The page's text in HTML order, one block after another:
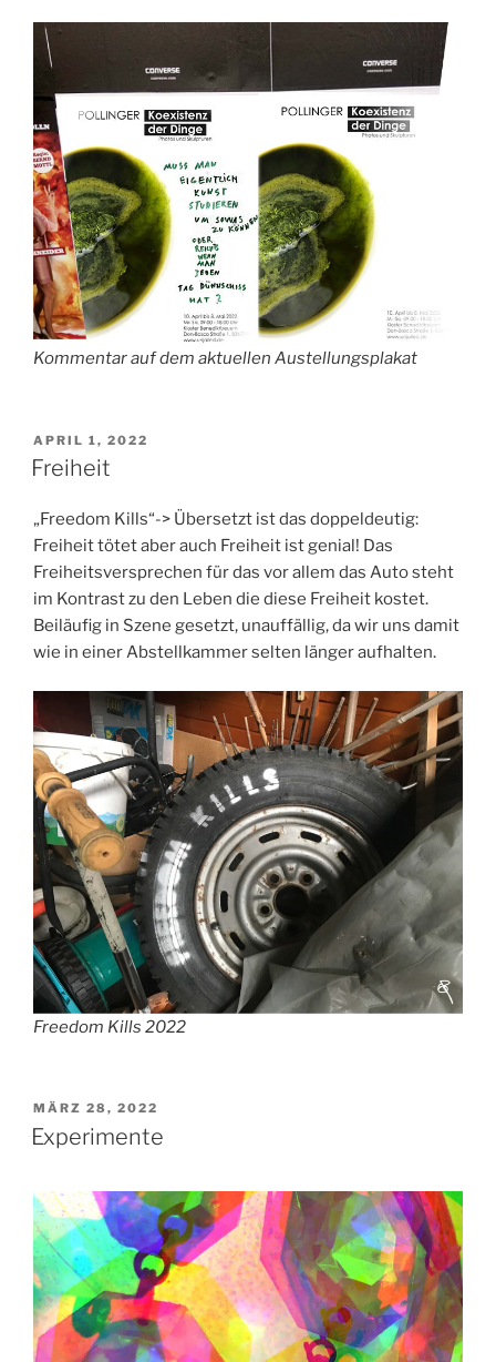
Kommentar auf dem aktuellen Austellungsplakat
VERÖFFENTLICHT
AM
APRIL 1, 2022
Freiheit
„Freedom Kills“-> Übersetzt ist das doppeldeutig:
Freiheit tötet aber auch Freiheit ist genial! Das
Freiheitsversprechen für das vor allem das Auto steht
im Kontrast zu den Leben die diese Freiheit kostet.
Beiläufig in Szene gesetzt, unauffällig, da wir uns damit
wie in einer Abstellkammer selten länger aufhalten.
Freedom Kills 2022
VERÖFFENTLICHT
AM
MÄRZ 28, 2022
Experimente